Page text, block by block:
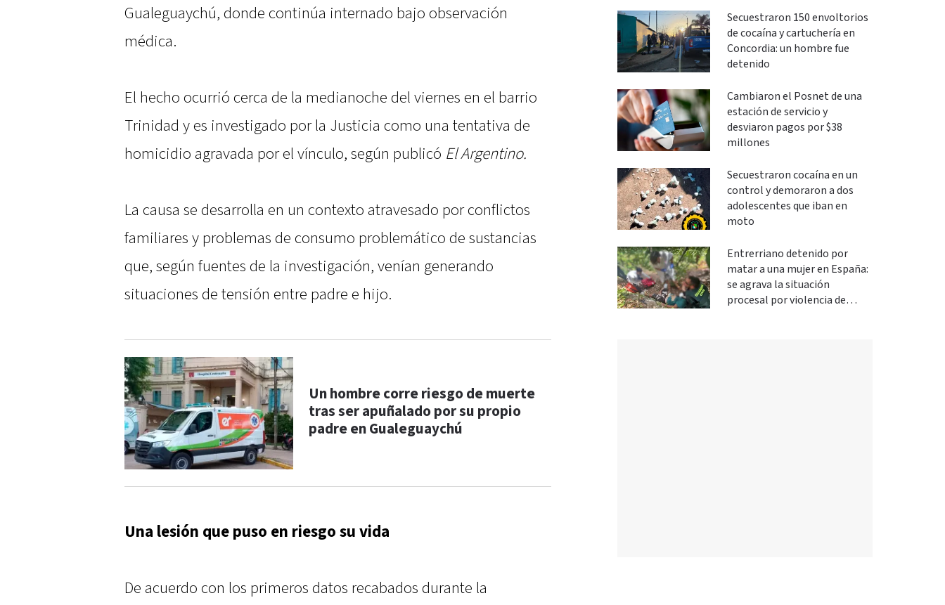
Gualeguaychú, donde continúa internado bajo observación
médica.
El hecho ocurrió cerca de la medianoche del viernes en el barrio
Trinidad y es investigado por la Justicia como una tentativa de
homicidio agravada por el vínculo, según publicó El Argentino.
La causa se desarrolla en un contexto atravesado por conflictos
familiares y problemas de consumo problemático de sustancias
que, según fuentes de la investigación, venían generando
situaciones de tensión entre padre e hijo.
Un hombre corre riesgo de muerte
tras ser apuñalado por su propio
padre en Gualeguaychú
Una lesión que puso en riesgo su vida
De acuerdo con los primeros datos recabados durante la
Secuestraron 150 envoltorios
de cocaína y cartuchería en
Concordia: un hombre fue
detenido
Cambiaron el Posnet de una
estación de servicio y
desviaron pagos por $38
millones
Secuestraron cocaína en un
control y demoraron a dos
adolescentes que iban en
moto
Entrerriano detenido por
matar a una mujer en España:
se agrava la situación
procesal por violencia de